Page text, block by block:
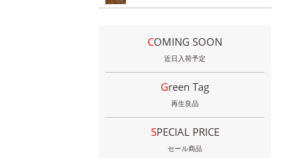
COMING SOON
近日入荷予定
Green Tag
再生良品
SPECIAL PRICE
セール商品